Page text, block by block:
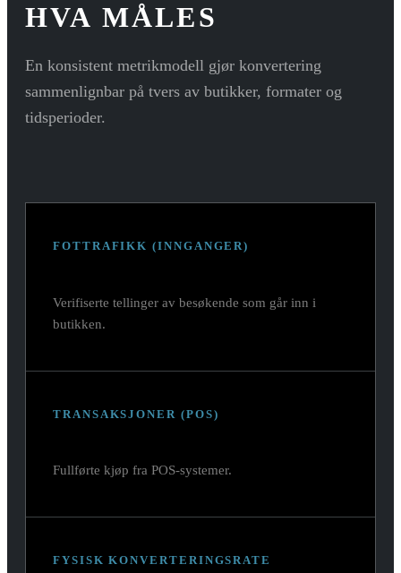
HVA MÅLES
En konsistent metrikmodell gjør konvertering
sammenlignbar på tvers av butikker, formater og
tidsperioder.
FOTTRAFIKK (INNGANGER)
Verifiserte tellinger av besøkende som går inn i
butikken.
TRANSAKSJONER (POS)
Fullførte kjøp fra POS-systemer.
FYSISK KONVERTERINGSRATE